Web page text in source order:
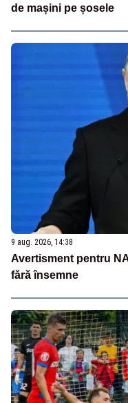
de mașini pe șosele
9 aug. 2026, 14:38
Avertisment pentru
fără însemne